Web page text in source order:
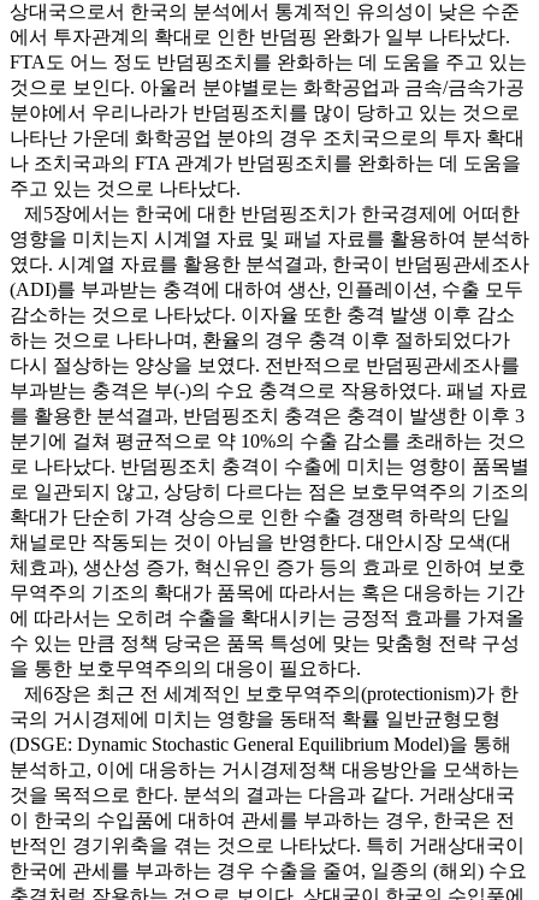
상대국으로서 한국의 분석에서 통계적인 유의성이 낮은 수준
에서 투자관계의 확대로 인한 반덤핑 완화가 일부 나타났다.
FTA도 어느 정도 반덤핑조치를 완화하는 데 도움을 주고 있는
것으로 보인다. 아울러 분야별로는 화학공업과 금속/금속가공
분야에서 우리나라가 반덤핑조치를 많이 당하고 있는 것으로
나타난 가운데 화학공업 분야의 경우 조치국으로의 투자 확대
나 조치국과의 FTA 관계가 반덤핑조치를 완화하는 데 도움을
주고 있는 것으로 나타났다.
제5장에서는 한국에 대한 반덤핑조치가 한국경제에 어떠한
영향을 미치는지 시계열 자료 및 패널 자료를 활용하여 분석하
였다. 시계열 자료를 활용한 분석결과, 한국이 반덤핑관세조사
(ADI)를 부과받는 충격에 대하여 생산, 인플레이션, 수출 모두
감소하는 것으로 나타났다. 이자율 또한 충격 발생 이후 감소
하는 것으로 나타나며, 환율의 경우 충격 이후 절하되었다가
다시 절상하는 양상을 보였다. 전반적으로 반덤핑관세조사를
부과받는 충격은 부(-)의 수요 충격으로 작용하였다. 패널 자료
를 활용한 분석결과, 반덤핑조치 충격은 충격이 발생한 이후 3
분기에 걸쳐 평균적으로 약 10%의 수출 감소를 초래하는 것으
로 나타났다. 반덤핑조치 충격이 수출에 미치는 영향이 품목별
로 일관되지 않고, 상당히 다르다는 점은 보호무역주의 기조의
확대가 단순히 가격 상승으로 인한 수출 경쟁력 하락의 단일
채널로만 작동되는 것이 아님을 반영한다. 대안시장 모색(대
체효과), 생산성 증가, 혁신유인 증가 등의 효과로 인하여 보호
무역주의 기조의 확대가 품목에 따라서는 혹은 대응하는 기간
에 따라서는 오히려 수출을 확대시키는 긍정적 효과를 가져올
수 있는 만큼 정책 당국은 품목 특성에 맞는 맞춤형 전략 구성
을 통한 보호무역주의의 대응이 필요하다.
제6장은 최근 전 세계적인 보호무역주의(protectionism)가 한
국의 거시경제에 미치는 영향을 동태적 확률 일반균형모형
(DSGE: Dynamic Stochastic General Equilibrium Model)을 통해
분석하고, 이에 대응하는 거시경제정책 대응방안을 모색하는
것을 목적으로 한다. 분석의 결과는 다음과 같다. 거래상대국
이 한국의 수입품에 대하여 관세를 부과하는 경우, 한국은 전
반적인 경기위축을 겪는 것으로 나타났다. 특히 거래상대국이
한국에 관세를 부과하는 경우 수출을 줄여, 일종의 (해외) 수요